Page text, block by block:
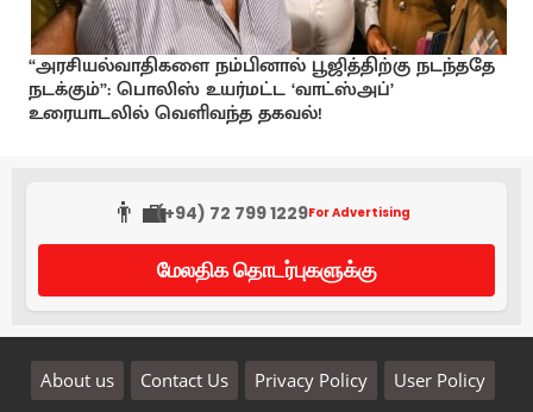
“அரசியல்வாதிகளை நம்பினால் பூஜித்திற்கு நடந்ததே
நடக்கும்”: பொலிஸ் உயர்மட்ட ‘வாட்ஸ்அப்’
உரையாடலில் வெளிவந்த தகவல்!
👨‍💼(+94) 72 799 1229For Advertising
மேலதிக தொடர்புகளுக்கு
About us Contact Us Privacy Policy User Policy